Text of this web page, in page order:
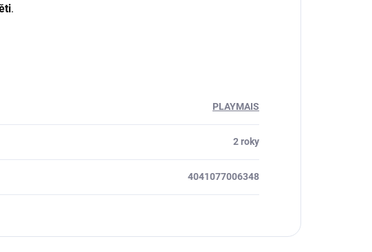
.
PLAYMAIS
2 roky
4041077006348